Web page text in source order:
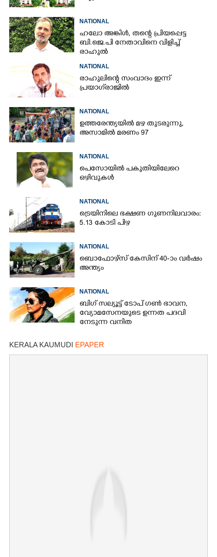
NATIONAL
ഹലോ അങ്കിൾ,​ തന്റെ പ്രിയപ്പെട്ട
ബി.ജെ.പി നേതാവിനെ വിളിച്ച്
രാഹുൽ
NATIONAL
രാഹുലിന്റെ സംവാദം ഇന്ന്
പ്രയാഗ്‌രാജിൽ
NATIONAL
ഉത്തരേന്ത്യയിൽ മഴ തുടരുന്നു,​
അസാമിൽ മരണം 97
NATIONAL
പെസോയിൽ പകുതിയിലേറെ
ഒഴിവുകൾ
NATIONAL
ട്രെയിനിലെ ഭക്ഷണ ഗുണനിലവാരം:
5.13 കോടി പിഴ
NATIONAL
ബൊഫോഴ്സ് കേസിന് 40-ാം വ‌ർഷം
അന്ത്യം
NATIONAL
ബിഗ് സല്യൂട്ട് ടോപ് ഗൺ ഭാവന,​
വ്യോമസേനയുടെ ഉന്നത പദവി
നേടുന്ന വനിത
KERALA KAUMUDI EPAPER